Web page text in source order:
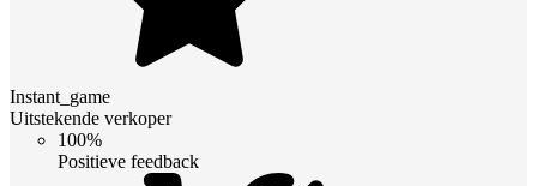
Instant_game
Uitstekende verkoper
100%
Positieve feedback